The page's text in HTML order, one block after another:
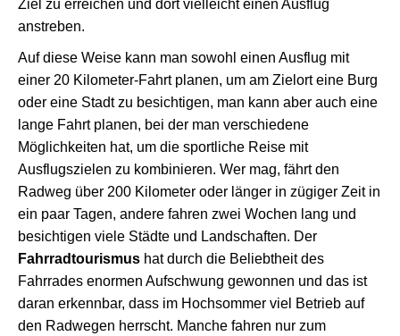
Ziel zu erreichen und dort vielleicht einen Ausflug
anstreben.
Auf diese Weise kann man sowohl einen Ausflug mit
einer 20 Kilometer-Fahrt planen, um am Zielort eine Burg
oder eine Stadt zu besichtigen, man kann aber auch eine
lange Fahrt planen, bei der man verschiedene
Möglichkeiten hat, um die sportliche Reise mit
Ausflugszielen zu kombinieren. Wer mag, fährt den
Radweg über 200 Kilometer oder länger in zügiger Zeit in
ein paar Tagen, andere fahren zwei Wochen lang und
besichtigen viele Städte und Landschaften. Der
Fahrradtourismus hat durch die Beliebtheit des
Fahrrades enormen Aufschwung gewonnen und das ist
daran erkennbar, dass im Hochsommer viel Betrieb auf
den Radwegen herrscht. Manche fahren nur zum